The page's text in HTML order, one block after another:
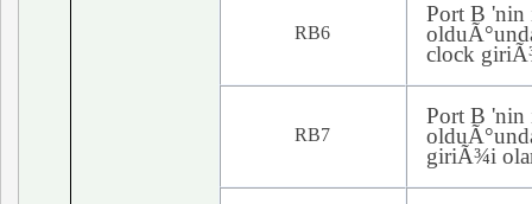
RB6
Port B 'nin
clock
RB7
Port B 'nin
giriÃ¾i